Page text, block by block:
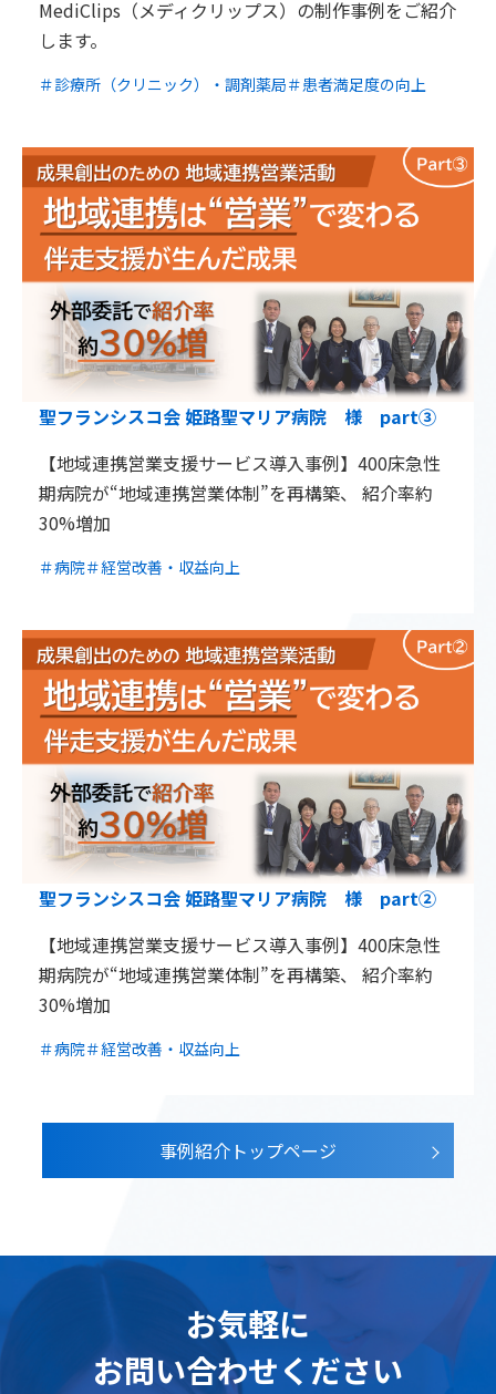
MediClips（メディクリップス）の制作事例をご紹介
します。
＃診療所（クリニック）・調剤薬局＃患者満足度の向上
聖フランシスコ会 姫路聖マリア病院 様 part③
【地域連携営業支援サービス導入事例】400床急性
期病院が“地域連携営業体制”を再構築、 紹介率約
30%増加
＃病院＃経営改善・収益向上
聖フランシスコ会 姫路聖マリア病院 様 part②
【地域連携営業支援サービス導入事例】400床急性
期病院が“地域連携営業体制”を再構築、 紹介率約
30%増加
＃病院＃経営改善・収益向上
事例紹介トップページ
お気軽に
お問い合わせください